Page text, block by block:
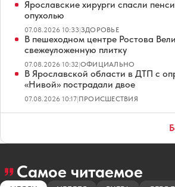
Ярославские хирурги спасли
опухолью
07.08.2026 10:33|ЗДОРОВЬЕ
В пешеходном центре Ростова
свежеуложенную плитку
07.08.2026 10:32|ОФИЦИАЛЬНО
В Ярославской области в ДТП с
«Нивой» пострадали двое
07.08.2026 10:17|ПРОИСШЕСТВИЯ
Самое читаемое